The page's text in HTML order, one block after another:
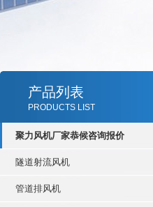
产品列表
PRODUCTS LIST
聚力风机厂家恭候咨询报价
隧道射流风机
管道排风机